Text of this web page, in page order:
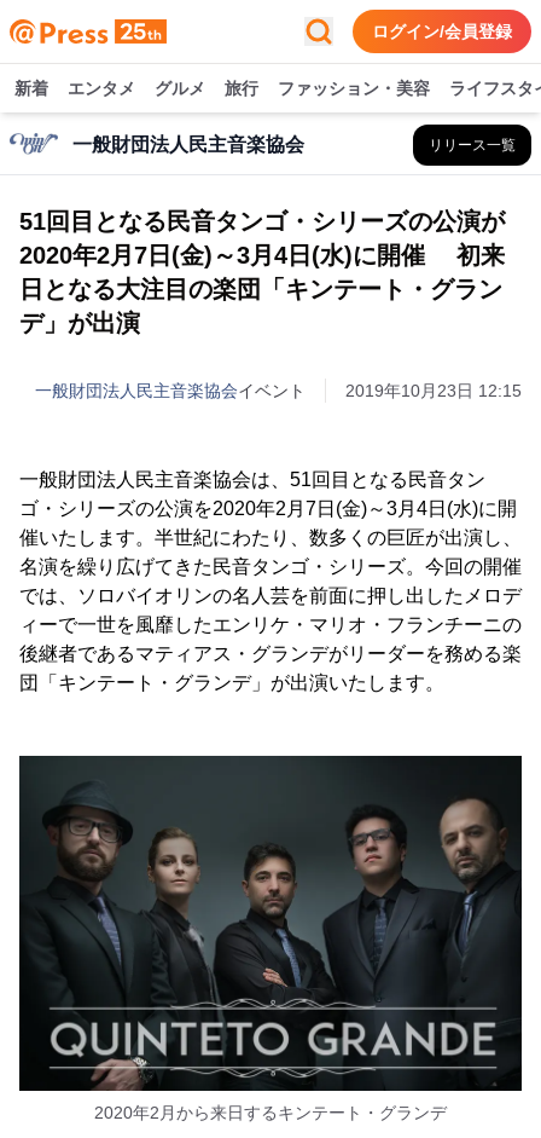
ログイン/会員登録
新着 エンタメ グルメ 旅行 ファッション・美容 ライフスタ
一般財団法人民主音楽協会 リリース一覧
51回目となる民音タンゴ・シリーズの公演が
2020年2月7日(金)～3月4日(水)に開催 初来
日となる大注目の楽団「キンテート・グラン
デ」が出演
一般財団法人民主音楽協会イベント 2019年10月23日 12:15
一般財団法人民主音楽協会は、51回目となる民音タン
ゴ・シリーズの公演を2020年2月7日(金)～3月4日(水)に開
催いたします。半世紀にわたり、数多くの巨匠が出演し、
名演を繰り広げてきた民音タンゴ・シリーズ。今回の開催
では、ソロバイオリンの名人芸を前面に押し出したメロデ
ィーで一世を風靡したエンリケ・マリオ・フランチーニの
後継者であるマティアス・グランデがリーダーを務める楽
団「キンテート・グランデ」が出演いたします。
2020年2月から来日するキンテート・グランデ